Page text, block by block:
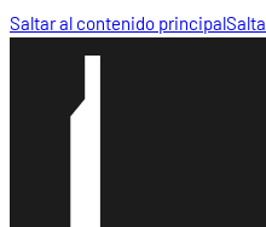
Saltar al contenido principal